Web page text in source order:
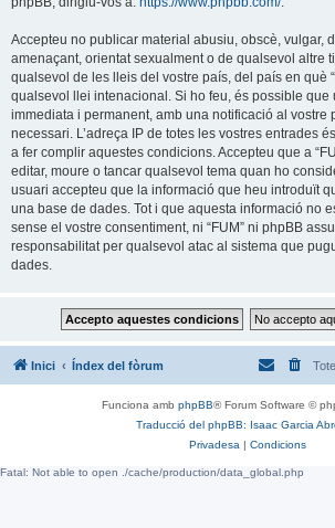
Accepteu no publicar material abusiu, obscè, vulgar,
amenaçant, orientat sexualment o de qualsevol altre
qualsevol de les lleis del vostre país, del país en què
qualsevol llei intenacional. Si ho feu, és possible que
immediata i permanent, amb una notificació al vostre
necessari. L’adreça IP de totes les vostres entrades
a fer complir aquestes condicions. Accepteu que a
editar, moure o tancar qualsevol tema quan ho
usuari accepteu que la informació que heu introduït
una base de dades. Tot i que aquesta informació no
sense el vostre consentiment, ni “FUM” ni phpBB
responsabilitat per qualsevol atac al sistema que
dades.
Inici Índex del fòrum
Funciona amb phpBB® Forum Software ©
Traducció del phpBB: Isaac Garcia
Privadesa | Condicions
Fatal: Not able to open ./cache/production/data_global.php